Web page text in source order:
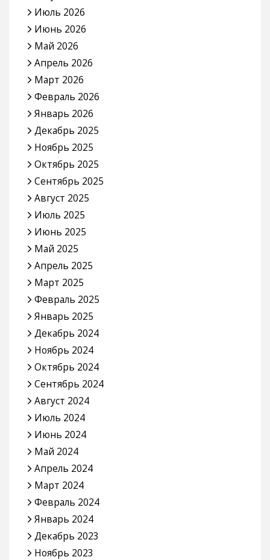
Июль 2026
Июнь 2026
Май 2026
Апрель 2026
Март 2026
Февраль 2026
Январь 2026
Декабрь 2025
Ноябрь 2025
Октябрь 2025
Сентябрь 2025
Август 2025
Июль 2025
Июнь 2025
Май 2025
Апрель 2025
Март 2025
Февраль 2025
Январь 2025
Декабрь 2024
Ноябрь 2024
Октябрь 2024
Сентябрь 2024
Август 2024
Июль 2024
Июнь 2024
Май 2024
Апрель 2024
Март 2024
Февраль 2024
Январь 2024
Декабрь 2023
Ноябрь 2023